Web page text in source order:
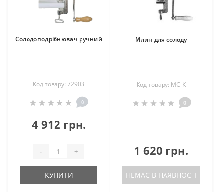
Солодоподрібнювач ручний
Код товару: 72903
0
4 912 грн.
- +
КУПИТИ
Млин для солоду
Код товару: МС-К
0
1 620 грн.
НЕМАЄ В НАЯВНОСТІ